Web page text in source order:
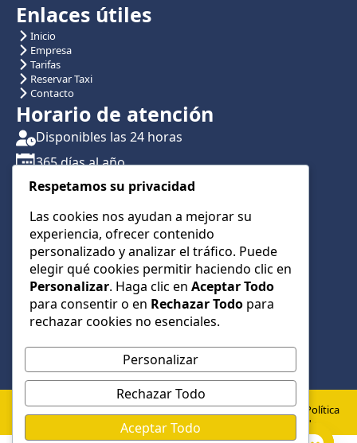
Enlaces útiles
Inicio
Empresa
Tarifas
Reservar Taxi
Contacto
Horario de atención
Disponibles las 24 horas
365 días al año
Traslados con reserva previa
Atención por teléfono y WhatsApp 24/7
CONTÁCTANOS
+34 622 01 23 74
+34 622 01 23 74
info@taxialmeria9.com
© 2026 Taxi Almería 9 –
Todos los derechos
Política de
Aviso
Política
de
cookies
Respetamos su privacidad
Las cookies nos ayudan a mejorar su
experiencia, ofrecer contenido
personalizado y analizar el tráfico. Puede
elegir qué cookies permitir haciendo clic en
Personalizar. Haga clic en Aceptar Todo
para consentir o en Rechazar Todo para
rechazar cookies no esenciales.
Personalizar
Rechazar Todo
Aceptar Todo